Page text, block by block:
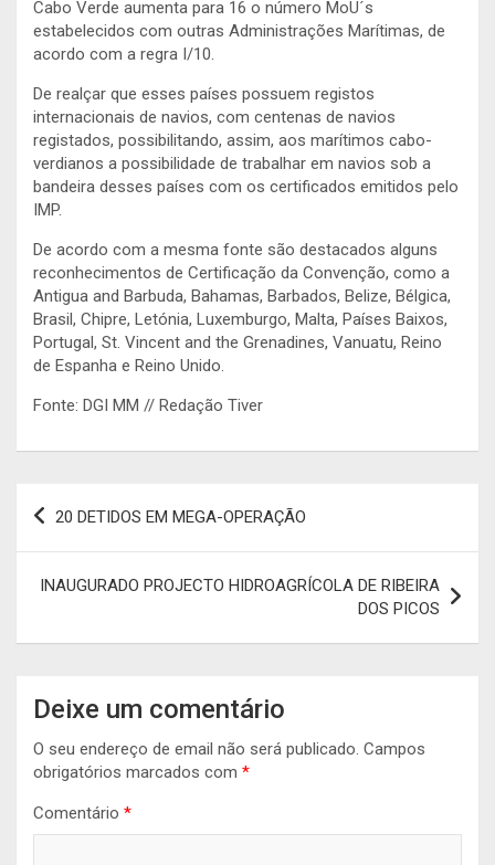
Cabo Verde aumenta para 16 o número MoU´s
estabelecidos com outras Administrações Marítimas, de
acordo com a regra I/10.
De realçar que esses países possuem registos
internacionais de navios, com centenas de navios
registados, possibilitando, assim, aos marítimos cabo-
verdianos a possibilidade de trabalhar em navios sob a
bandeira desses países com os certificados emitidos pelo
IMP.
De acordo com a mesma fonte são destacados alguns
reconhecimentos de Certificação da Convenção, como a
Antigua and Barbuda, Bahamas, Barbados, Belize, Bélgica,
Brasil, Chipre, Letónia, Luxemburgo, Malta, Países Baixos,
Portugal, St. Vincent and the Grenadines, Vanuatu, Reino
de Espanha e Reino Unido.
Fonte: DGI MM // Redação Tiver
Navegação
20 DETIDOS EM MEGA-OPERAÇÃO
INAUGURADO PROJECTO HIDROAGRÍCOLA DE RIBEIRA
DOS PICOS
Deixe um comentário
O seu endereço de email não será publicado. Campos
obrigatórios marcados com *
Comentário *